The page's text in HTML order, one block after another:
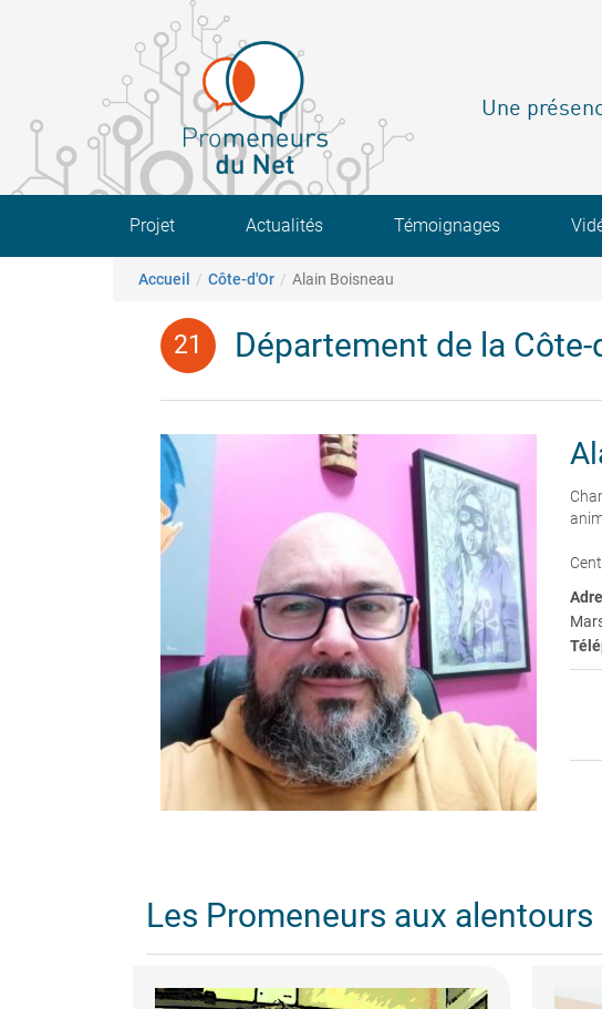
Une
Main navigation
Projet Actualités Témoignages
Fil d'Ariane
Accueil Côte-d'Or Alain Boisneau
Département de la Côte-
Les Promeneurs aux alentours